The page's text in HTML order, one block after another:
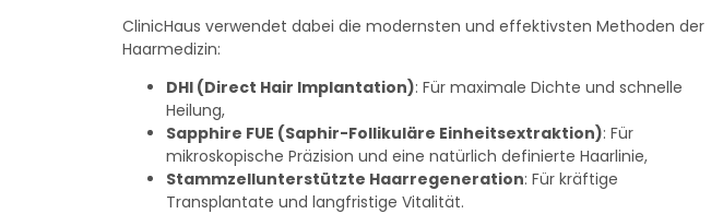
ClinicHaus verwendet dabei die modernsten und effektivsten Methoden der
Haarmedizin:
DHI (Direct Hair Implantation): Für maximale Dichte und schnelle
Heilung,
Sapphire FUE (Saphir-Follikuläre Einheitsextraktion): Für
mikroskopische Präzision und eine natürlich definierte Haarlinie,
Stammzellunterstützte Haarregeneration: Für kräftige
Transplantate und langfristige Vitalität.